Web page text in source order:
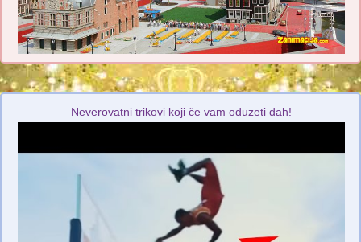
Neverovatni trikovi koji če vam oduzeti dah!